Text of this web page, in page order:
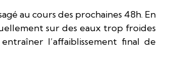
au cours des prochaines 48h. En
sur des eaux trop froides
l’affaiblissement final de